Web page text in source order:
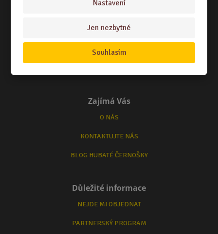
Nastavení
Jen nezbytné
Souhlasím
TERMÍNY ODESLÁNÍ ZBOŽÍ
ZPŮSOB DORUČENÍ
Zajímá Vás
O NÁS
KONTAKTUJTE NÁS
BLOG HUBATÉ ČERNOŠKY
Důležité informace
NEJDE MI OBJEDNAT
PARTNERSKÝ PROGRAM